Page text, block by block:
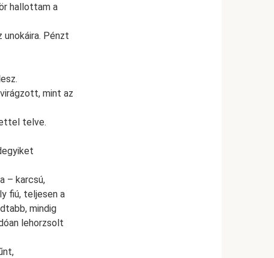
hallottam a
Pénzt
mint az
telve.
– karcsú,
fiú, teljesen a
mindig
lehorzsolt